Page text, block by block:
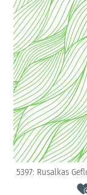
5397: Rusalkas